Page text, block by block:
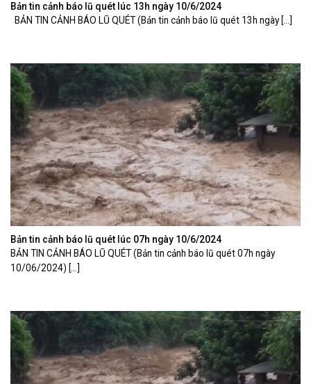
Bản tin cảnh báo lũ quét lúc 13h ngày 10/6/2024
BẢN TIN CẢNH BÁO LŨ QUÉT (Bản tin cảnh báo lũ quét 13h ngày [...]
Bản tin cảnh báo lũ quét lúc 07h ngày 10/6/2024
BẢN TIN CẢNH BÁO LŨ QUÉT (Bản tin cảnh báo lũ quét 07h ngày
10/06/2024) [...]